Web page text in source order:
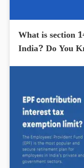
What is section
India? Do You